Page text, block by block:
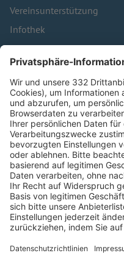
Vereinsunterstützung
Infothek
Kontakt
HÄUFIG BESUCHTE
Pässe und Vereinswechsel
Trainerausbildung
Schulungsangebot
BFV-Geschäftsstellen
Trainerbörse
Login SpielPlus
FOLGE DEM BFV